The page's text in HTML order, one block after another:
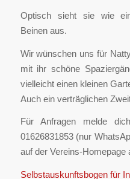
Optisch sieht sie wie
Beinen aus.
Wir wünschen uns für
mit ihr schöne
vielleicht einen kleinen
Auch ein verträglichen
Für Anfragen melde
‪01626831853 (nur
auf der Vereins-Homepage
Selbstauskunftsbogen für